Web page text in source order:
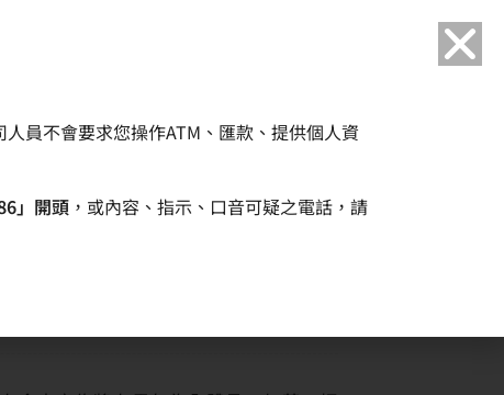
語言
員不會要求您操作ATM、匯款、提供個人資
」開頭 ，或內容、指示、口音可疑之電話，請